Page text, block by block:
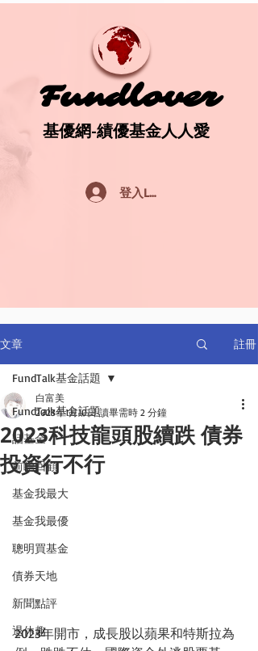
Fundlover
Fundlover
基優網-績優基金人人愛
基優網-績優基金人人愛
登入Log In
文章 註冊
FundTalk基金話題
話基金
前瞻回顧
基金我最大
基金我最優
聰明買基金
債券天地
新聞點評
退休趣
FundTalk基金話題
2023科技龍頭股續跌 債券
投資行不行
白富美
2023年1月10日 讀畢需時 2 分鐘
2023年開市，成長股以蘋果和特斯拉為